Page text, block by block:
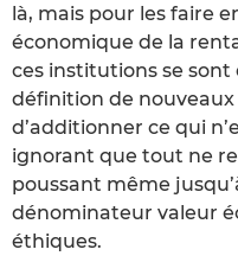
là, mais pour les faire
économique de la
ces institutions se
définition de
d’additionner ce qui
ignorant que tout ne
poussant même
dénominateur valeur
éthiques.